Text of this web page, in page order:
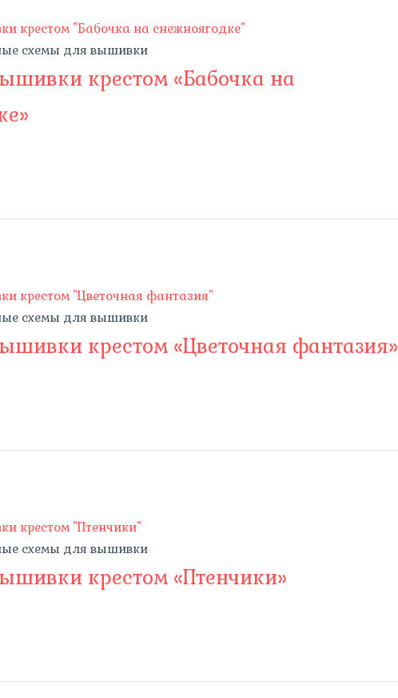
схемы для вышивки
крестом «Бабочка на
схемы для вышивки
крестом «Цветочная фантазия»
схемы для вышивки
крестом «Птенчики»